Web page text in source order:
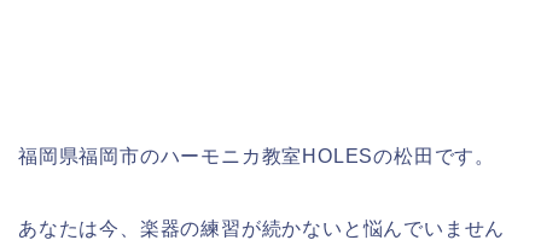
福岡県福岡市のハーモニカ教室HOLESの松田です。
あなたは今、楽器の練習が続かないと悩んでいません